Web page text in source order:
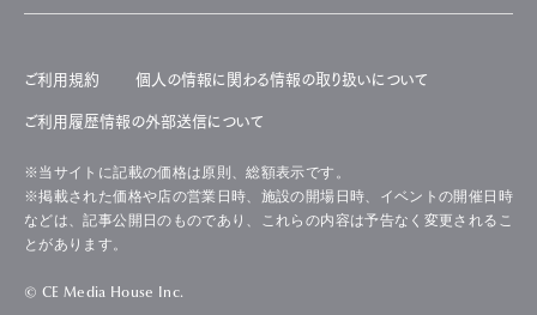
ご利用規約 個人の情報に関わる情報の取り扱いについて
ご利用履歴情報の外部送信について
※当サイトに記載の価格は原則、総額表示です。
※掲載された価格や店の営業日時、施設の開場日時、イベントの開催日時
などは、記事公開日のものであり、これらの内容は予告なく変更されるこ
とがあります。
© CE Media House Inc.